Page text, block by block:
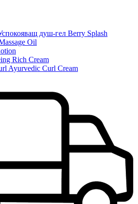
душ-гел Berry Splash
Oil
Rich Cream
Ayurvedic Curl Cream